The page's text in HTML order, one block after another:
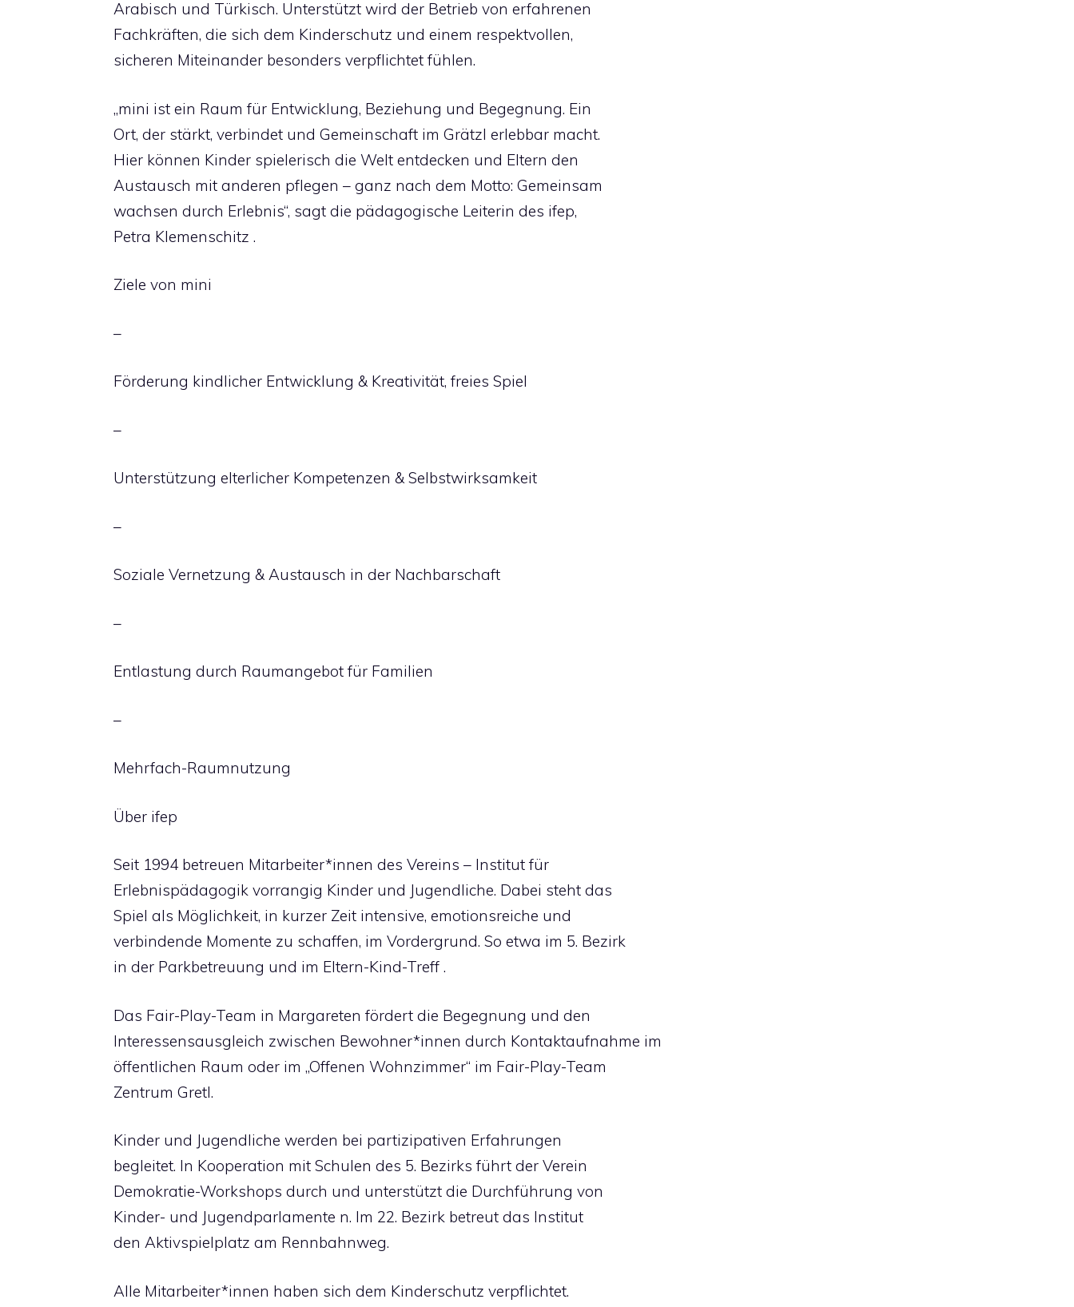
Arabisch und Türkisch. Unterstützt wird der Betrieb von erfahrenen
Fachkräften, die sich dem Kinderschutz und einem respektvollen,
sicheren Miteinander besonders verpflichtet fühlen.
„mini ist ein Raum für Entwicklung, Beziehung und Begegnung. Ein
Ort, der stärkt, verbindet und Gemeinschaft im Grätzl erlebbar macht.
Hier können Kinder spielerisch die Welt entdecken und Eltern den
Austausch mit anderen pflegen – ganz nach dem Motto: Gemeinsam
wachsen durch Erlebnis“, sagt die pädagogische Leiterin des ifep,
Petra Klemenschitz .
Ziele von mini
–
Förderung kindlicher Entwicklung & Kreativität, freies Spiel
–
Unterstützung elterlicher Kompetenzen & Selbstwirksamkeit
–
Soziale Vernetzung & Austausch in der Nachbarschaft
–
Entlastung durch Raumangebot für Familien
–
Mehrfach-Raumnutzung
Über ifep
Seit 1994 betreuen Mitarbeiter*innen des Vereins – Institut für
Erlebnispädagogik vorrangig Kinder und Jugendliche. Dabei steht das
Spiel als Möglichkeit, in kurzer Zeit intensive, emotionsreiche und
verbindende Momente zu schaffen, im Vordergrund. So etwa im 5. Bezirk
in der Parkbetreuung und im Eltern-Kind-Treff .
Das Fair-Play-Team in Margareten fördert die Begegnung und den
Interessensausgleich zwischen Bewohner*innen durch Kontaktaufnahme im
öffentlichen Raum oder im „Offenen Wohnzimmer“ im Fair-Play-Team
Zentrum Gretl.
Kinder und Jugendliche werden bei partizipativen Erfahrungen
begleitet. In Kooperation mit Schulen des 5. Bezirks führt der Verein
Demokratie-Workshops durch und unterstützt die Durchführung von
Kinder- und Jugendparlamente n. Im 22. Bezirk betreut das Institut
den Aktivspielplatz am Rennbahnweg.
Alle Mitarbeiter*innen haben sich dem Kinderschutz verpflichtet.